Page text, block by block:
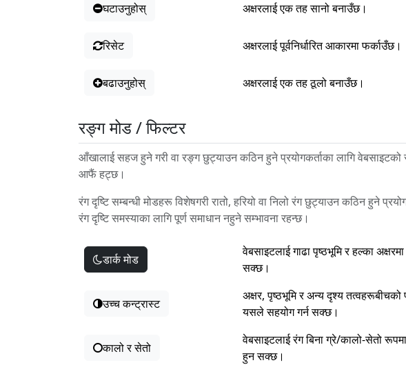
घटाउनुहोस् अक्षरलाई एक तह सानो बनाउँछ।
रिसेट अक्षरलाई पूर्वनिर्धारित आकारमा फर्काउँछ।
बढाउनुहोस् अक्षरलाई एक तह ठूलो बनाउँछ।
रङ्ग मोड / फिल्टर
आँखालाई सहज हुने गरी वा रङ्ग छुट्याउन कठिन हुने प्रयोगकर्ताका लागि
आफैं हट्छ।
रंग दृष्टि सम्बन्धी मोडहरू विशेषगरी रातो, हरियो वा निलो रंग छुट्याउन कठिन हुने
रंग दृष्टि समस्याका लागि पूर्ण समाधान नहुने सम्भावना रहन्छ।
डार्क मोड
वेबसाइटलाई गाढा पृष्ठभूमि र हल्का
सक्छ।
उच्च कन्ट्रास्ट
अक्षर, पृष्ठभूमि र अन्य दृश्य
यसले सहयोग गर्न सक्छ।
कालो र सेतो
वेबसाइटलाई रंग बिना ग्रे/कालो-सेतो
हुन सक्छ।